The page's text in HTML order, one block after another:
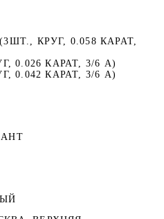
КРУГ, 0.058 КАРАТ,
0.026 КАРАТ, 3/6 А)
0.042 КАРАТ, 3/6 А)